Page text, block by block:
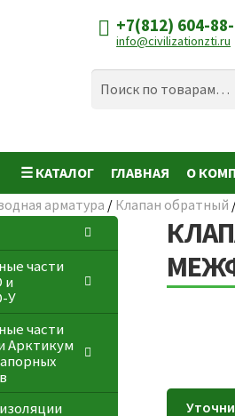
+7(812) 604-
info@civilizationzti.ru
☰ КАТАЛОГ ГЛАВНАЯ О
арматура / Клапан обратный
части
и
У
части
Арктикум